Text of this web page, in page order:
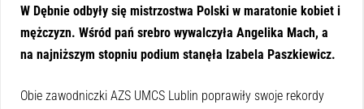
W Dębnie odbyły się mistrzostwa Polski w maratonie kobiet i
mężczyzn. Wśród pań srebro wywalczyła Angelika Mach, a
na najniższym stopniu podium stanęła Izabela Paszkiewicz.
Obie zawodniczki AZS UMCS Lublin poprawiły swoje rekordy